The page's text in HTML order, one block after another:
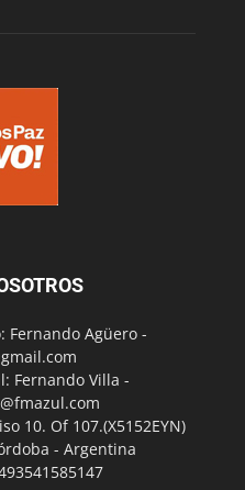
Fernando Agüero -
Fernando Villa -
10. Of 107.(X5152EYN)
- Argentina